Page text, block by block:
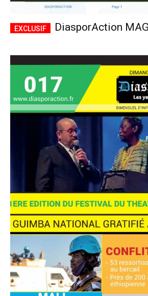
DiasporAction